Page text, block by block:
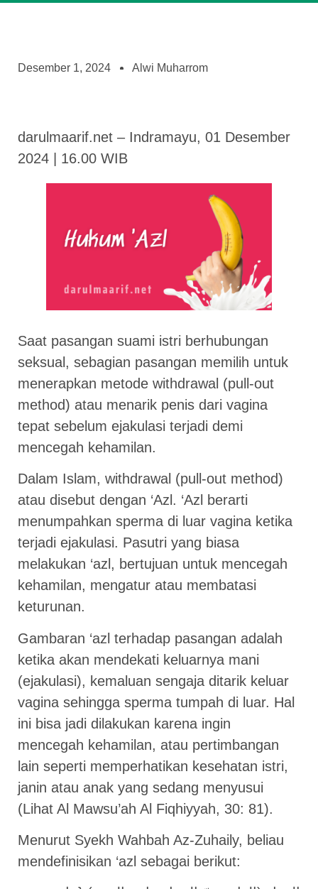
Desember 1, 2024 Alwi Muharrom
darulmaarif.net – Indramayu, 01 Desember
2024 | 16.00 WIB
Saat pasangan suami istri berhubungan
seksual, sebagian pasangan memilih untuk
menerapkan metode withdrawal (pull-out
method) atau menarik penis dari vagina
tepat sebelum ejakulasi terjadi demi
mencegah kehamilan.
Dalam Islam, withdrawal (pull-out method)
atau disebut dengan ‘Azl. ‘Azl berarti
menumpahkan sperma di luar vagina ketika
terjadi ejakulasi. Pasutri yang biasa
melakukan ‘azl, bertujuan untuk mencegah
kehamilan, mengatur atau membatasi
keturunan.
Gambaran ‘azl terhadap pasangan adalah
ketika akan mendekati keluarnya mani
(ejakulasi), kemaluan sengaja ditarik keluar
vagina sehingga sperma tumpah di luar. Hal
ini bisa jadi dilakukan karena ingin
mencegah kehamilan, atau pertimbangan
lain seperti memperhatikan kesehatan istri,
janin atau anak yang sedang menyusui
(Lihat Al Mawsu’ah Al Fiqhiyyah, 30: 81).
Menurut Syekh Wahbah Az-Zuhaily, beliau
mendefinisikan ‘azl sebagai berikut: